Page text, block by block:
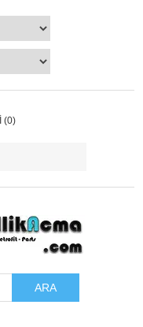
(0)
ARA